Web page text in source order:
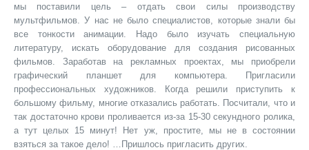
мы поставили цель – отдать свои силы производству
мультфильмов. У нас не было специалистов, которые знали бы
все тонкости анимации. Надо было изучать специальную
литературу, искать оборудование для создания рисованных
фильмов. Заработав на рекламных проектах, мы приобрели
графический планшет для компьютера. Пригласили
профессиональных художников. Когда решили приступить к
большому фильму, многие отказались работать. Посчитали, что и
так достаточно крови проливается из-за 15-30 секундного ролика,
а тут целых 15 минут! Нет уж, простите, мы не в состоянии
взяться за такое дело! …Пришлось пригласить других.